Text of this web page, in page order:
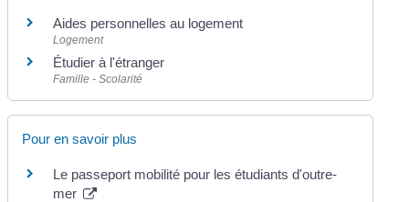
Aides personnelles au logement
Logement
Étudier à l'étranger
Famille - Scolarité
Pour en savoir plus
Le passeport mobilité pour les étudiants d'outre-
mer